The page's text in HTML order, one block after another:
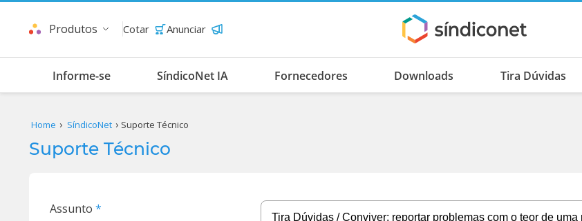
Produtos Cotar Anunciar
Informe-se SíndicoNet IA Fornecedores Downloads Tira Dúvidas
Home SíndicoNet Suporte Técnico
Suporte Técnico
Assunto